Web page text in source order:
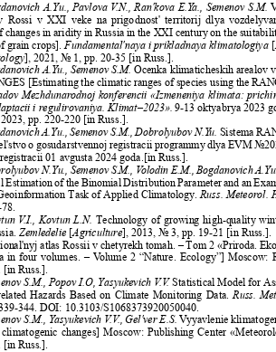
A.Yu., Pavlova V.N., Ran'kova E.Ya., Semenov S.M.
Rossi v XXI veke na prigodnost' territorij dlya
changes in aridity in Russia in the XXI century on the
grain crops].Fundamental'naya i prikladnaya klimatologiya [
], 2021, № 1,pp. 20-35 [in Russ.].
A.Yu., Semenov S.M.Ocenka klimaticheskih arealov
[Estimating the climatic ranges of species using the
Mezhdunarodnoj konferencii «Izmeneniya klimata:
i regulirovaniya. Klimat–2023».9-13 oktyabrya 2023
pp. 220-220 [in Russ.].
A.Yu., Semenov S.M., Dobrolyubov N.Yu. Sistema
o gosudarstvennoj registracii programmy dlya EVM
01 avgusta 2024 goda.[in Russ.].
N.Yu., Semenov S.M., Volodin E.M., Bogdanovich
Estimation of the Binomial Distribution Parameter and an
Task of Applied Climatology.Russ. Meteorol.
V.I., Kovtun L.N. Technology of growing high-quality
Zemledelie [Agriculture], 2013, № 3,pp. 19-21 [in
atlas Rossii v chetyrekh tomah. – Tom 2 «Priroda.
in four volumes. – Volume 2 “Nature. Ecology”]
[in Russ.].
S.M., Popov I.O, Yasyukevich V.V.Statistical Model for
Hazards Based on Climate Monitoring Data.Russ.
344. DOI: 10.3103/S1068373920050040.
S.M., Yasyukevich V.V., Gel'ver E.S.Vyyavlenie
changes] Moscow: Publishing Center
[in Russ.].